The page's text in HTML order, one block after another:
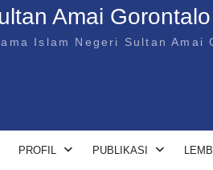
Transformasi UIN SMART
Pemenang Sayembara Logo
UIN SMART
Amai Gorontalo
Islam Negeri Sultan Amai
PROFIL PUBLIKASI